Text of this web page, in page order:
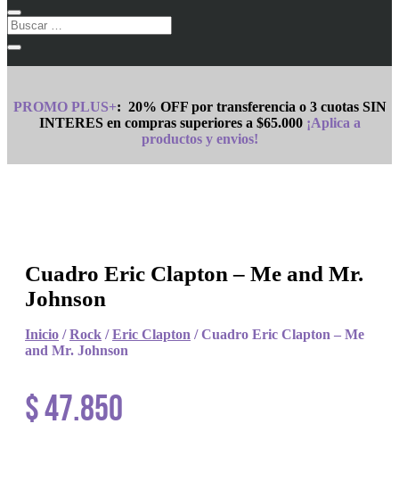
PROMO PLUS+: 20% OFF por transferencia o 3 cuotas SIN
INTERES en compras superiores a $65.000¡Aplica a
productos y envios!
Cuadro Eric Clapton – Me and Mr.
Johnson
Inicio /Rock /Eric Clapton / Cuadro Eric Clapton – Me
and Mr. Johnson
$47.850